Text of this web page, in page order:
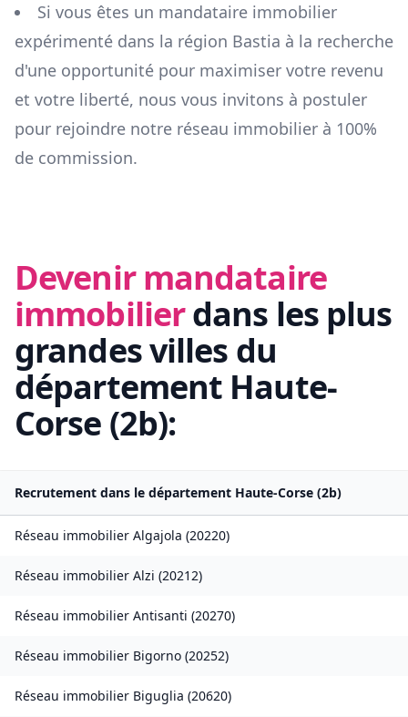
Si vous êtes un mandataire immobilier
expérimenté dans la région Bastia à la recherche
d'une opportunité pour maximiser votre revenu
et votre liberté, nous vous invitons à postuler
pour rejoindre notre réseau immobilier à 100%
de commission.
Devenir mandataire
immobilierdans les plus
grandes villes du
département Haute-
Corse (2b):
Recrutement dans le département Haute-Corse (2b)
Réseau immobilier Algajola (20220)
Réseau immobilier Alzi (20212)
Réseau immobilier Antisanti (20270)
Réseau immobilier Bigorno (20252)
Réseau immobilier Biguglia (20620)